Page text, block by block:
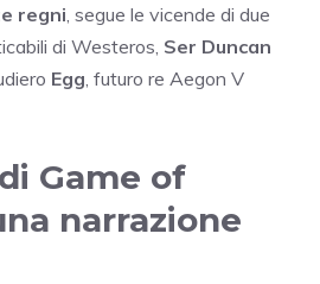
regni , segue le vicende di due
di Westeros, Ser Duncan
Egg , futuro re Aegon V
Game of
narrazione